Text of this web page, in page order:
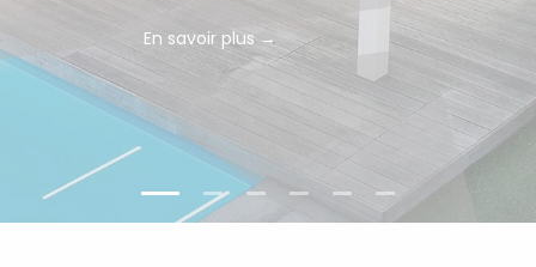
En savoir plus →
Nos différents modèles →